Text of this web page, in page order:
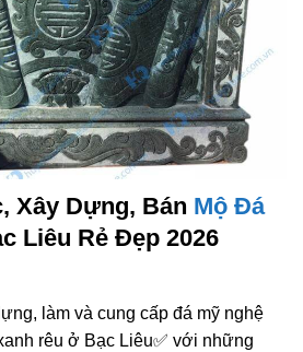
Xây Dựng, Bán Mộ Đá
Liêu Rẻ Đẹp 2026
làm và cung cấp đá mỹ nghệ
rêu ở Bạc Liêu✅ với những